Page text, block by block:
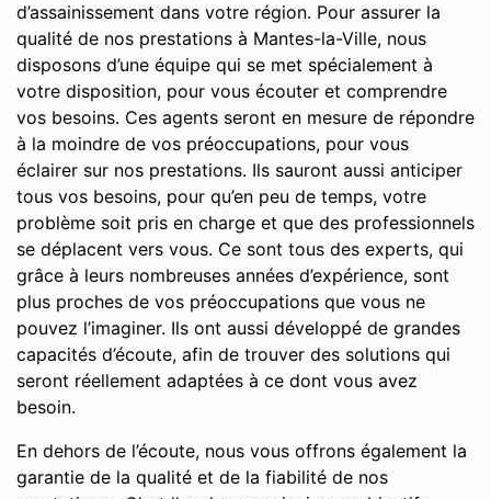
d’assainissement dans votre région. Pour assurer la
qualité de nos prestations à Mantes-la-Ville, nous
disposons d’une équipe qui se met spécialement à
votre disposition, pour vous écouter et comprendre
vos besoins. Ces agents seront en mesure de répondre
à la moindre de vos préoccupations, pour vous
éclairer sur nos prestations. Ils sauront aussi anticiper
tous vos besoins, pour qu’en peu de temps, votre
problème soit pris en charge et que des professionnels
se déplacent vers vous. Ce sont tous des experts, qui
grâce à leurs nombreuses années d’expérience, sont
plus proches de vos préoccupations que vous ne
pouvez l’imaginer. Ils ont aussi développé de grandes
capacités d’écoute, afin de trouver des solutions qui
seront réellement adaptées à ce dont vous avez
besoin.
En dehors de l’écoute, nous vous offrons également la
garantie de la qualité et de la fiabilité de nos